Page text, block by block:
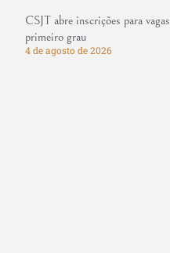
CSJT abre inscrições para
primeiro grau
4 de agosto de 2026